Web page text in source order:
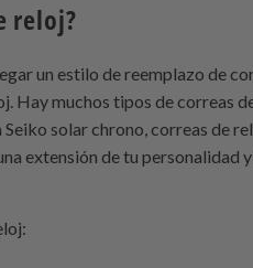
reloj?
un estilo de reemplazo de
Hay muchos tipos de correas
solar chrono, correas de
extensión de tu personalidad